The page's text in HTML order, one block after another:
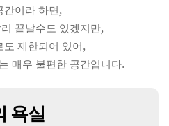
간이라 하면,
끝날수도 있겠지만,
도 제한되어 있어,
매우 불편한 공간입니다.
욕실